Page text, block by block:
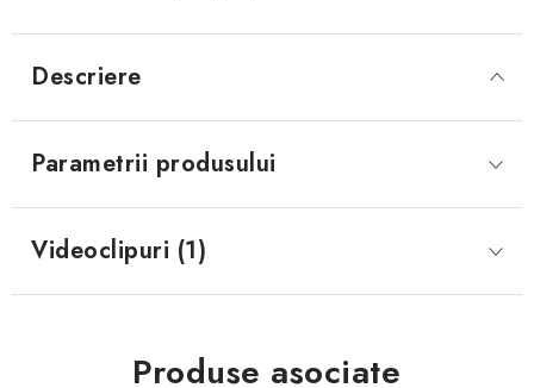
Descriere
Parametrii produsului
Videoclipuri (1)
Produse asociate